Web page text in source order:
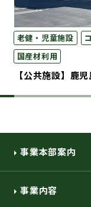
老健・児童施設
国産材利用
【公共施設】鹿
事業本部案内
事業内容